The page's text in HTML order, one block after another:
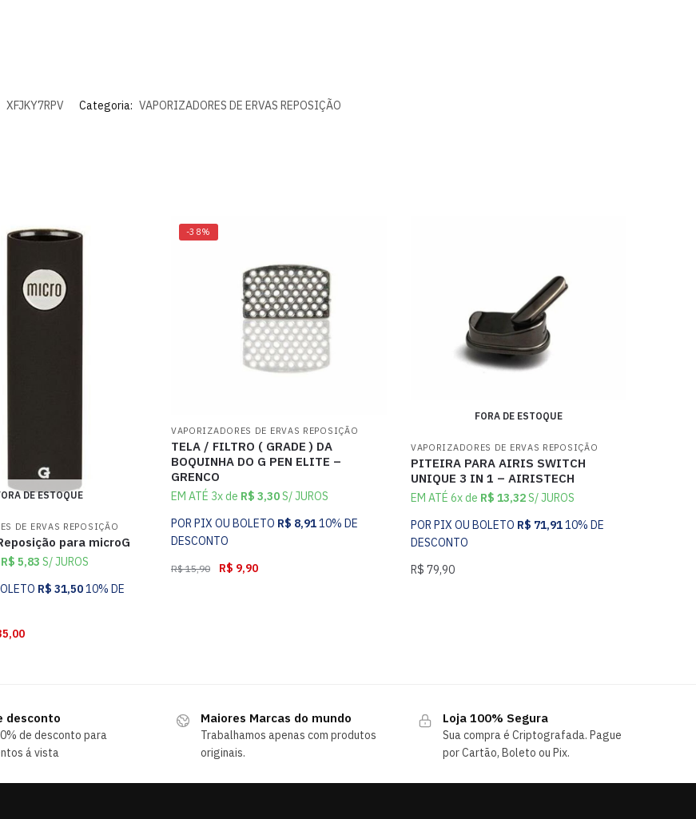
XFJKY7RPV Categoria: VAPORIZADORES DE ERVAS REPOSIÇÃO
DE ESTOQUE
DE ERVAS REPOSIÇÃO
para microG
R$ 5,83 S/ JUROS
R$ 31,5010% DE
-38%
VAPORIZADORES DE ERVAS REPOSIÇÃO
TELA / FILTRO ( GRADE ) DA
BOQUINHA DO G PEN ELITE –
GRENCO
EM ATÉ 3x de R$ 3,30S/ JUROS
POR PIX OU BOLETO R$ 8,9110% DE
DESCONTO
R$15,90 R$ 9,90
FORA DE ESTOQUE
VAPORIZADORES DE ERVAS REPOSIÇÃO
PITEIRA PARA AIRIS SWITCH
UNIQUE 3 IN 1 – AIRISTECH
EM ATÉ 6x de R$ 13,32S/ JUROS
POR PIX OU BOLETO R$ 71,9110% DE
DESCONTO
R$ 79,90
desconto
de desconto para
á vista
Maiores Marcas do mundo
Trabalhamos apenas com produtos
originais.
Loja 100% Segura
Sua compra é Criptografada. Pague
por Cartão, Boleto ou Pix.